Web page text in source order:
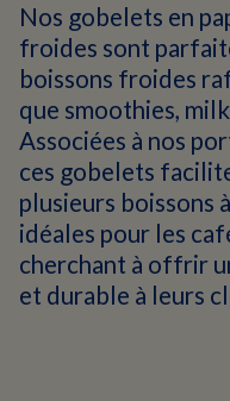
Nos gobelets en
froides sont
boissons froides
que smoothies,
Associées à nos
ces gobelets
plusieurs boissons
idéales pour les
cherchant à offrir
et durable à leurs